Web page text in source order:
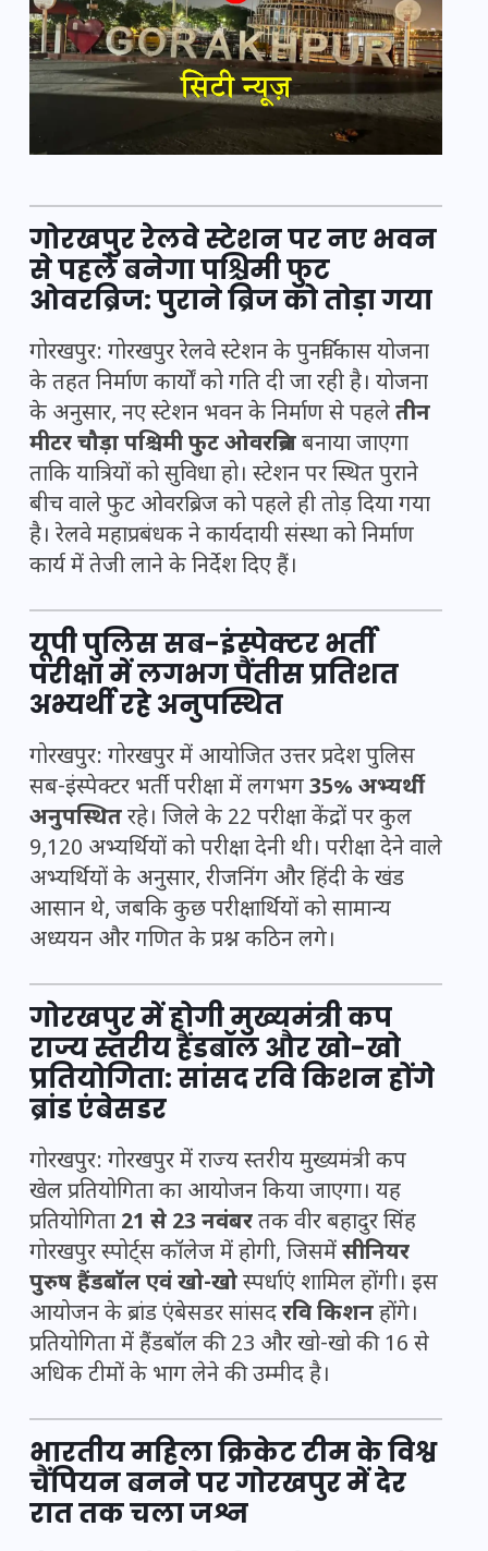
गोरखपुर रेलवे स्टेशन पर नए भवन
से पहले बनेगा पश्चिमी फुट
ओवरब्रिज: पुराने ब्रिज को तोड़ा गया
गोरखपुर: गोरखपुर रेलवे स्टेशन के पुनर्विकास योजना
के तहत निर्माण कार्यों को गति दी जा रही है। योजना
के अनुसार, नए स्टेशन भवन के निर्माण से पहलेतीन
मीटर चौड़ा पश्चिमी फुट ओवरब्रिजबनाया जाएगा
ताकि यात्रियों को सुविधा हो। स्टेशन पर स्थित पुराने
बीच वाले फुट ओवरब्रिज को पहले ही तोड़ दिया गया
है। रेलवे महाप्रबंधक ने कार्यदायी संस्था को निर्माण
कार्य में तेजी लाने के निर्देश दिए हैं।
यूपी पुलिस सब-इंस्पेक्टर भर्ती
परीक्षा में लगभग पैंतीस प्रतिशत
अभ्यर्थी रहे अनुपस्थित
गोरखपुर: गोरखपुर में आयोजित उत्तर प्रदेश पुलिस
सब-इंस्पेक्टर भर्ती परीक्षा में लगभग35% अभ्यर्थी
अनुपस्थितरहे। जिले के 22 परीक्षा केंद्रों पर कुल
9,120 अभ्यर्थियों को परीक्षा देनी थी। परीक्षा देने वाले
अभ्यर्थियों के अनुसार, रीजनिंग और हिंदी के खंड
आसान थे, जबकि कुछ परीक्षार्थियों को सामान्य
अध्ययन और गणित के प्रश्न कठिन लगे।
गोरखपुर में होगी मुख्यमंत्री कप
राज्य स्तरीय हैंडबॉल और खो-खो
प्रतियोगिता: सांसद रवि किशन होंगे
ब्रांड एंबेसडर
गोरखपुर: गोरखपुर में राज्य स्तरीय मुख्यमंत्री कप
खेल प्रतियोगिता का आयोजन किया जाएगा। यह
प्रतियोगिता 21 से 23 नवंबरतक वीर बहादुर सिंह
गोरखपुर स्पोर्ट्स कॉलेज में होगी, जिसमेंसीनियर
पुरुष हैंडबॉल एवं खो-खोस्पर्धाएं शामिल होंगी। इस
आयोजन के ब्रांड एंबेसडर सांसदरवि किशनहोंगे।
प्रतियोगिता में हैंडबॉल की 23 और खो-खो की 16 से
अधिक टीमों के भाग लेने की उम्मीद है।
भारतीय महिला क्रिकेट टीम के विश्व
चैंपियन बनने पर गोरखपुर में देर
रात तक चला जश्न